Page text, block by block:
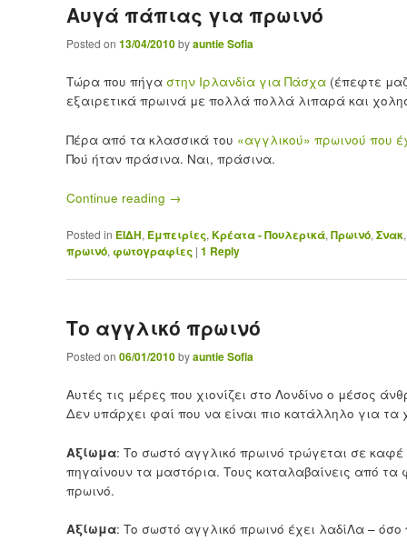
Αυγά πάπιας για πρωινό
Posted on 13/04/2010byauntie Sofia
Τώρα που πήγα στην Ιρλανδία για Πάσχα(έπεφτε
εξαιρετικά πρωινά με πολλά πολλά λιπαρά και
Πέρα από τα κλασσικά του «αγγλικού» πρωινού που
Πού ήταν πράσινα. Ναι, πράσινα.
Continue reading →
Posted in ΕΙΔΗ, Εμπειρίες,Κρέατα - Πουλερικά,Πρωινό,Σνακ
πρωινό,φωτογραφίες | 1 Reply
Το αγγλικό πρωινό
Posted on 06/01/2010byauntie Sofia
Αυτές τις μέρες που χιονίζει στο Λονδίνο ο μέσος
Δεν υπάρχει φαί που να είναι πιο κατάλληλο για τα
Αξίωμα: Το σωστό αγγλικό πρωινό τρώγεται σε
πηγαίνουν τα μαστόρια. Τους καταλαβαίνεις από
πρωινό.
Αξίωμα: Το σωστό αγγλικό πρωινό έχει λαδίΛα –